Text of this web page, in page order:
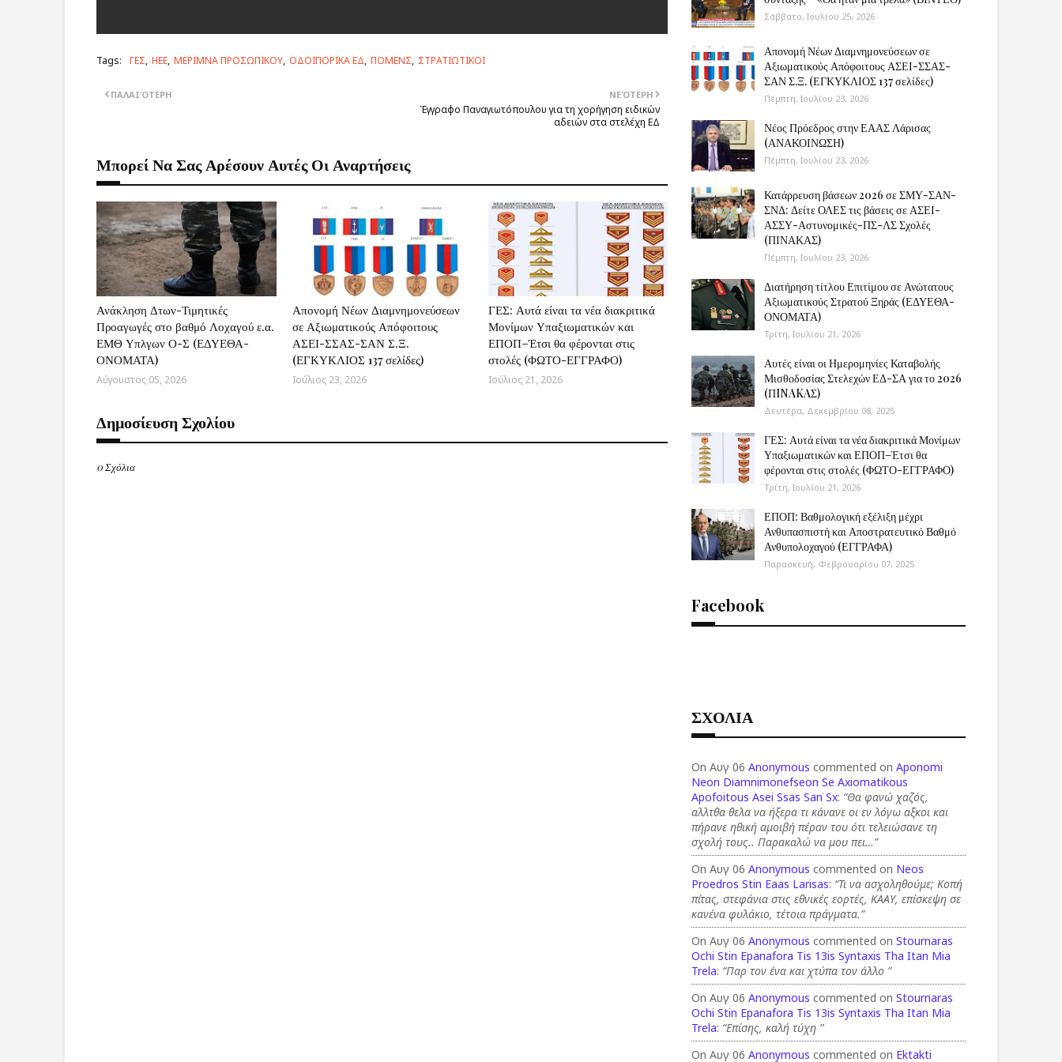
Tags: ΓΕΣ ΗΕΕ ΜΕΡΙΜΝΑ ΠΡΟΣΩΠΙΚΟΥ ΟΔΟΙΠΟΡΙΚΑ ΕΔ ΠΟΜΕΝΣ ΣΤΡΑΤΙΩΤΙΚΟΙ
ΝΕΌΤΕΡΗ
Έγγραφο Παναγιωτόπουλου για τη χορήγηση ειδικών
αδειών στα στελέχη ΕΔ
ΠΑΛΑΙΌΤΕΡΗ
Μπορεί Να Σας Αρέσουν Αυτές Οι Αναρτήσεις
Ανάκληση Δτων-Τιμητικές
Προαγωγές στο βαθμό Λοχαγού ε.α.
ΕΜΘ Υπλγων Ο-Σ (ΕΔΥΕΘΑ-
ΟΝΟΜΑΤΑ)
Αύγουστος 05, 2026
Απονομή Νέων Διαμνημονεύσεων
σε Αξιωματικούς Απόφοιτους
ΑΣΕΙ-ΣΣΑΣ-ΣΑΝ Σ.Ξ.
(ΕΓΚΥΚΛΙΟΣ 137 σελίδες)
Ιούλιος 23, 2026
ΓΕΣ: Αυτά είναι τα νέα διακριτικά
Μονίμων Υπαξιωματικών και
ΕΠΟΠ–Έτσι θα φέρονται στις
στολές (ΦΩΤΟ-ΕΓΓΡΑΦΟ)
Ιούλιος 21, 2026
Δημοσίευση Σχολίου
0 Σχόλια
Σάββατο, Ιουλίου 25, 2026
Απονομή Νέων Διαμνημονεύσεων σε
Αξιωματικούς Απόφοιτους ΑΣΕΙ-ΣΣΑΣ-
ΣΑΝ Σ.Ξ. (ΕΓΚΥΚΛΙΟΣ 137 σελίδες)
Πέμπτη, Ιουλίου 23, 2026
Νέος Πρόεδρος στην ΕΑΑΣ Λάρισας
(ΑΝΑΚΟΙΝΩΣΗ)
Πέμπτη, Ιουλίου 23, 2026
Κατάρρευση βάσεων 2026 σε ΣΜΥ-ΣΑΝ-
ΣΝΔ: Δείτε ΟΛΕΣ τις βάσεις σε ΑΣΕΙ-
ΑΣΣΥ-Αστυνομικές-ΠΣ-ΛΣ Σχολές
(ΠΙΝΑΚΑΣ)
Πέμπτη, Ιουλίου 23, 2026
Διατήρηση τίτλου Επιτίμου σε Ανώτατους
Αξιωματικούς Στρατού Ξηράς (ΕΔΥΕΘΑ-
ΟΝΟΜΑΤΑ)
Τρίτη, Ιουλίου 21, 2026
Αυτές είναι οι Ημερομηνίες Καταβολής
Μισθοδοσίας Στελεχών ΕΔ-ΣΑ για το 2026
(ΠINAKAΣ)
Δευτέρα, Δεκεμβρίου 08, 2025
ΓΕΣ: Αυτά είναι τα νέα διακριτικά Μονίμων
Υπαξιωματικών και ΕΠΟΠ–Έτσι θα
φέρονται στις στολές (ΦΩΤΟ-ΕΓΓΡΑΦΟ)
Τρίτη, Ιουλίου 21, 2026
ΕΠΟΠ: Βαθμολογική εξέλιξη μέχρι
Ανθυπασπιστή και Αποστρατευτικό Βαθμό
Ανθυπολοχαγού (ΕΓΓΡΑΦΑ)
Παρασκευή, Φεβρουαρίου 07, 2025
Facebook
ΣΧΟΛΙΑ
On Αυγ 06Anonymous commented onAponomi
Neon Diamnimonefseon Se Axiomatikous
Apofoitous Asei Ssas San Sx: “Θα φανώ χαζός,
αλλτθα θελα να ήξερα τι κάνανε οι εν λόγω αξκοι και
πήρανε ηθική αμοιβή πέραν του ότι τελειώσανε τη
σχολή τους.. Παρακαλώ να μου πει…”
On Αυγ 06Anonymous commented on Neos
Proedros Stin Eaas Larisas: “Τι να ασχοληθούμε; Κοπή
πίτας, στεφάνια στις εθνικές εορτές, ΚΑΑΥ, επίσκεψη σε
κανένα φυλάκιο, τέτοια πράγματα.”
On Αυγ 06Anonymous commented onStournaras
Ochi Stin Epanafora Tis 13is Syntaxis Tha Itan Mia
Trela: “Παρ τον ένα και χτύπα τον άλλο ”
On Αυγ 06Anonymous commented onStournaras
Ochi Stin Epanafora Tis 13is Syntaxis Tha Itan Mia
Trela: “Επίσης, καλή τύχη ”
On Αυγ 06Anonymous commented on Ektakti